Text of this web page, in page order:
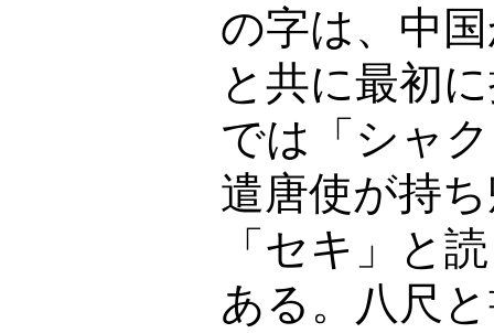
の字は、中
と共に最初
では「シャ
遣唐使が持
「セキ」と
ある。八尺